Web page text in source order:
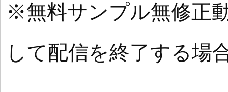
※無料サンプル無修正
して配信を終了する場